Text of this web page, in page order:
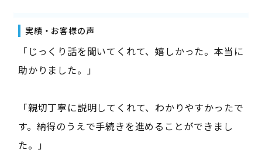
実績・お客様の声
「じっくり話を聞いてくれて、嬉しかった。本当に
助かりました。」
「親切丁寧に説明してくれて、わかりやすかったで
す。納得のうえで手続きを進めることができまし
た。」